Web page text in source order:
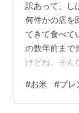
訳あって、し
何件かの店を
てきて食べて
の数年前まで
けどね。そん
し、くっつき
いち。その前
#お米 #ブレ